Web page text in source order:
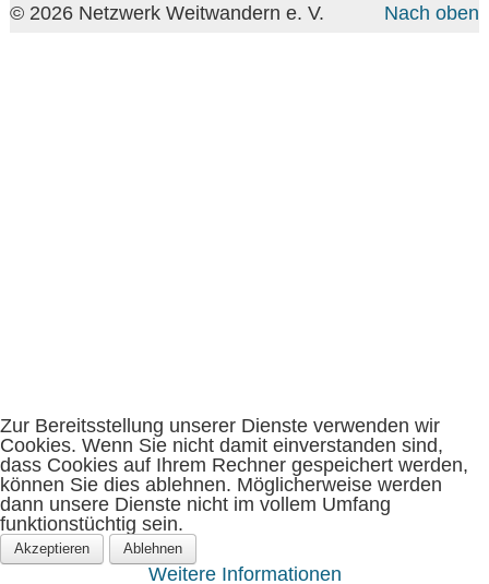
Nach oben
© 2026 Netzwerk Weitwandern e. V.
Zur Bereitsstellung unserer Dienste verwenden wir
Cookies. Wenn Sie nicht damit einverstanden sind,
dass Cookies auf Ihrem Rechner gespeichert werden,
können Sie dies ablehnen. Möglicherweise werden
dann unsere Dienste nicht im vollem Umfang
funktionstüchtig sein.
Akzeptieren Ablehnen
Weitere Informationen